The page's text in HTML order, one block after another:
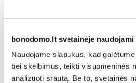
bonodomo.lt svetainėje naudojami
Naudojame slapukus, kad
bei skelbimus, teikti visuomeninės
analizuoti srautą. Be to, svetainės
18.00 „Didžiosios Stintos“
ŠLAGERIŲ SCENA Centrinėje
Koncertuos grupė „Medžiotojų
„Lietuvos talentai“ dalyvis Adrijus